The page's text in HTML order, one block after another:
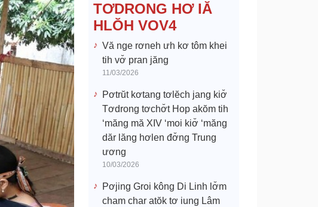
TƠDRONG HƠ IĂ
HLŎH VOV4
Vă nge rơneh ưh kơ tôm khei
tih vơ̆ pran jăng
11/03/2026
Pơtrŭt kơtang tơlĕch jang kiơ̆
Tơdrong tơchơ̆t Hop akŏm tih
‘măng mă XIV ‘moi kiơ̆ ‘măng
dăr lăng hơlen đơ̆ng Trung
ương
10/03/2026
Pơjing Groi kông Di Linh lơ̆m
cham char atŏk tơ iung Lâm